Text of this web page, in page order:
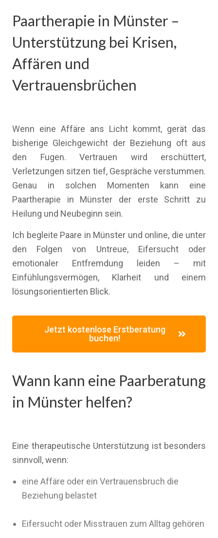
Paartherapie in Münster –
Unterstützung bei Krisen,
Affären und
Vertrauensbrüchen
Wenn eine Affäre ans Licht kommt, gerät das
bisherige Gleichgewicht der Beziehung oft aus
den Fugen. Vertrauen wird erschüttert,
Verletzungen sitzen tief, Gespräche verstummen.
Genau in solchen Momenten kann eine
Paartherapie in Münster der erste Schritt zu
Heilung und Neubeginn sein.
Ich begleite Paare in Münster und online, die unter
den Folgen von Untreue, Eifersucht oder
emotionaler Entfremdung leiden – mit
Einfühlungsvermögen, Klarheit und einem
lösungsorientierten Blick.
Jetzt kostenlose Erstberatung
buchen!
Wann kann eine Paarberatung
in Münster helfen?
Eine therapeutische Unterstützung ist besonders
sinnvoll, wenn:
eine Affäre oder ein Vertrauensbruch die
Beziehung belastet
Eifersucht oder Misstrauen zum Alltag gehören